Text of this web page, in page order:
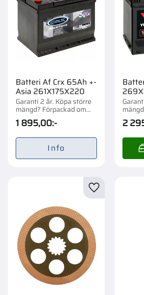
Batteri Af Crx 65Ah +-
Asia 261X175X220
Garanti 2 år. Köpa större
mängd? Förpackad om
1/48 st.
1 895,00:-
Info
Batteri
1/54
2
Lägg till i